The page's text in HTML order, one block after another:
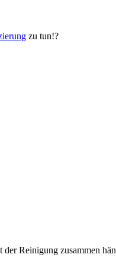
zu tun!?
Reinigung zusammen